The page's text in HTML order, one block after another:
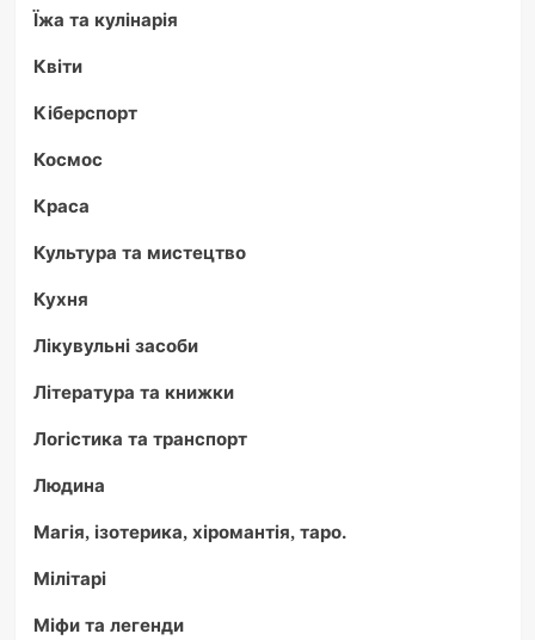
Їжа та кулінарія
Квіти
Кіберспорт
Космос
Краса
Культура та мистецтво
Кухня
Лікувульні засоби
Література та книжки
Логістика та транспорт
Людина
Магія, ізотерика, хіромантія, таро.
Мілітарі
Міфи та легенди